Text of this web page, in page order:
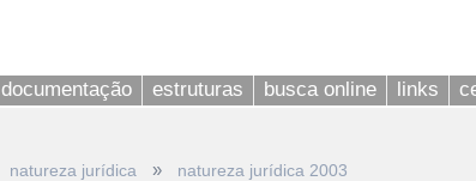
documentação estruturas busca online links
natureza jurídica » natureza jurídica 2003